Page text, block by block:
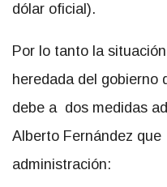
dólar oficial).
Por lo tanto la
heredada del gobierno
debe a dos medidas
Alberto Fernández
administración: